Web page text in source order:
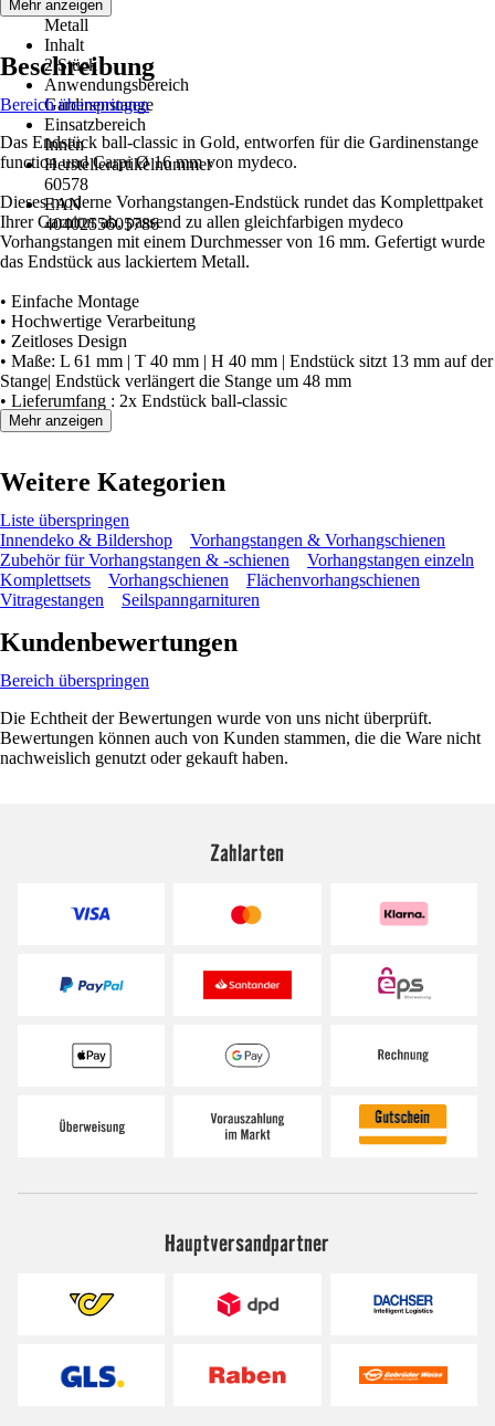
Material
Metall
Inhalt
2 Stück
Anwendungsbereich
Gardinenstange
Einsatzbereich
Innen
Herstellerartikelnummer
60578
EAN
4040255605786
Mehr anzeigen
Beschreibung
Bereich überspringen
Das Endstück ball-classic in Gold, entworfen für die Gardinenstange
function und Carpi Ø 16 mm von mydeco.
Dieses moderne Vorhangstangen-Endstück rundet das Komplettpaket
Ihrer Garnitur ab, passend zu allen gleichfarbigen mydeco
Vorhangstangen mit einem Durchmesser von 16 mm. Gefertigt wurde
das Endstück aus lackiertem Metall.
• Einfache Montage
• Hochwertige Verarbeitung
• Zeitloses Design
• Maße: L 61 mm | T 40 mm | H 40 mm | Endstück sitzt 13 mm auf der
Stange| Endstück verlängert die Stange um 48 mm
• Lieferumfang : 2x Endstück ball-classic
Mehr anzeigen
Weitere Kategorien
Liste überspringen
Innendeko & Bildershop
Vorhangstangen & Vorhangschienen
Zubehör für Vorhangstangen & -schienen
Vorhangstangen einzeln
Komplettsets
Vorhangschienen
Flächenvorhangschienen
Vitragestangen
Seilspanngarnituren
Kundenbewertungen
Bereich überspringen
Die Echtheit der Bewertungen wurde von uns nicht überprüft.
Bewertungen können auch von Kunden stammen, die die Ware nicht
nachweislich genutzt oder gekauft haben.
Zahlarten
Hauptversandpartner